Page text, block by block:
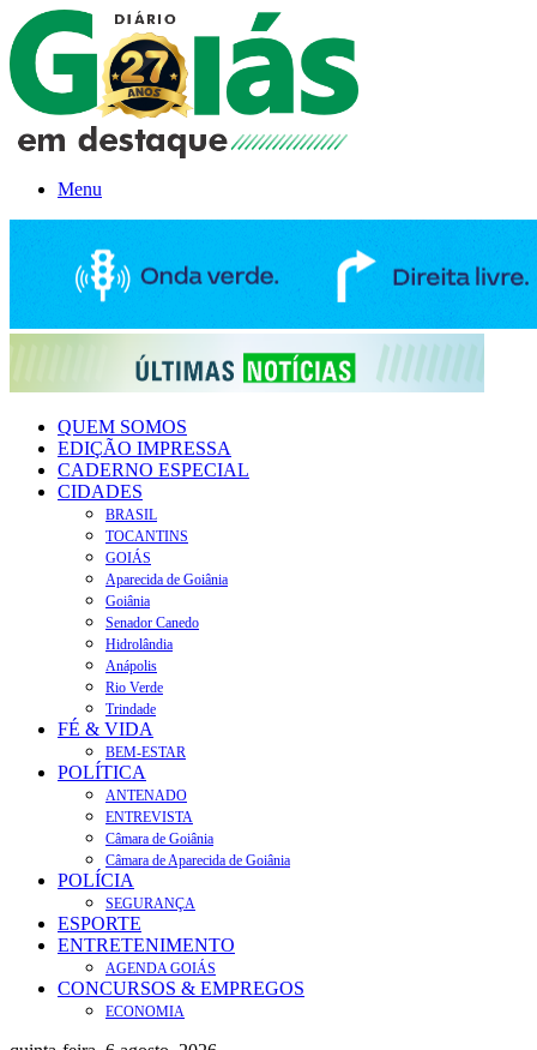
Menu
QUEM SOMOS
EDIÇÃO IMPRESSA
CADERNO ESPECIAL
CIDADES
BRASIL
TOCANTINS
GOIÁS
Aparecida de Goiânia
Goiânia
Senador Canedo
Hidrolândia
Anápolis
Rio Verde
Trindade
FÉ & VIDA
BEM-ESTAR
POLÍTICA
ANTENADO
ENTREVISTA
Câmara de Goiânia
Câmara de Aparecida de Goiânia
POLÍCIA
SEGURANÇA
ESPORTE
ENTRETENIMENTO
AGENDA GOIÁS
CONCURSOS & EMPREGOS
ECONOMIA